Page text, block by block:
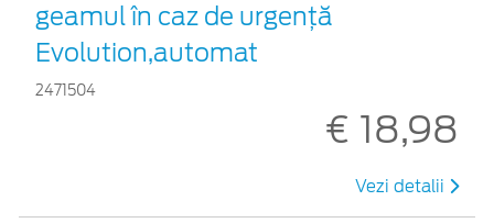
geamul în caz de urgenţă
Evolution,automat
2471504
€ 18,98
Vezi detalii